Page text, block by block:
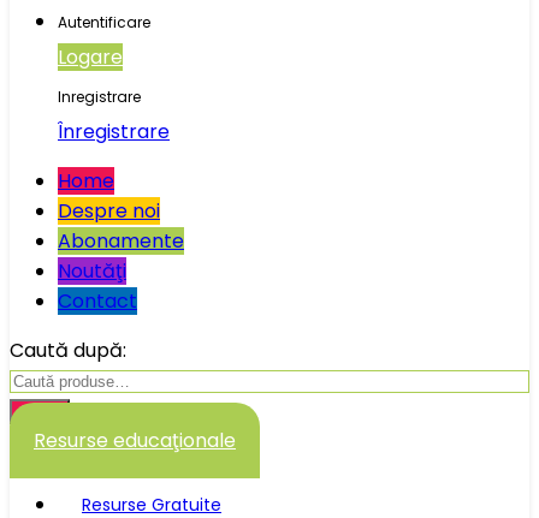
Autentificare
Logare
Inregistrare
Înregistrare
Home
Despre noi
Abonamente
Noutăţi
Contact
Caută după:
Caută
Resurse educaţionale
Resurse Gratuite